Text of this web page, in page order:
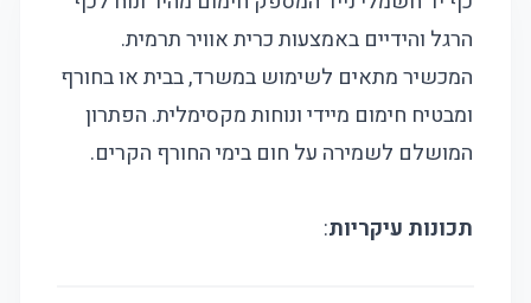
הרגל והידיים באמצעות כרית אוויר תרמית.
המכשיר מתאים לשימוש במשרד, בבית או בחורף
ומבטיח חימום מיידי ונוחות מקסימלית. הפתרון
המושלם לשמירה על חום בימי החורף הקרים.
תכונות עיקריות: